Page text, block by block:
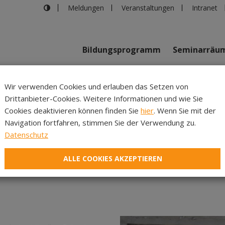
Meldungen Veranstaltungen Intranet
Bildungsprogramm
in Innsbruck Wanderung zu spirituellen Orten in
Orten in
Schwestern
Wir verwenden Cookies und erlauben das Setzen von
Drittanbieter-Cookies. Weitere Informationen und wie Sie
Cookies deaktivieren können finden Sie hier. Wenn Sie mit der
Navigation fortfahren, stimmen Sie der Verwendung zu.
Datenschutz
ALLE COOKIES AKZEPTIEREN